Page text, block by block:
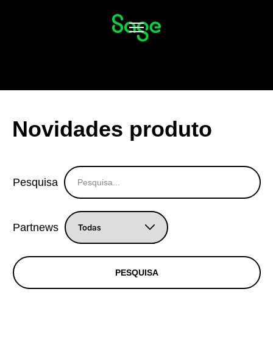
Alternar
navegação
Novidades produto
Pesquisa
Partnews